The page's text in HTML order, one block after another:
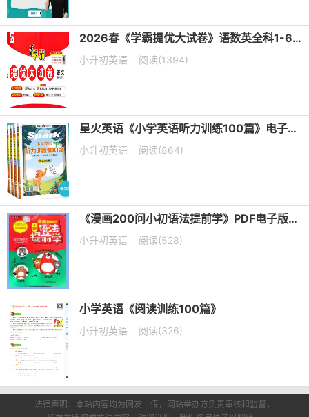
2026春《学霸提优大试卷》语数英全科1-6年级下册PDF电子版下载
小升初英语 阅读(1394)
星火英语《小学英语听力训练100篇》电子版下载
小升初英语 阅读(864)
《漫画200问小初语法提前学》PDF电子版下载
小升初英语 阅读(528)
小学英语《阅读训练100篇》
小升初英语 阅读(326)
法律声明：本站内容均为网友上传，网站举办方负责审核和监督，